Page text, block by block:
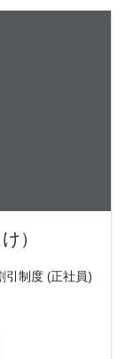
）
引制度 (正社員)